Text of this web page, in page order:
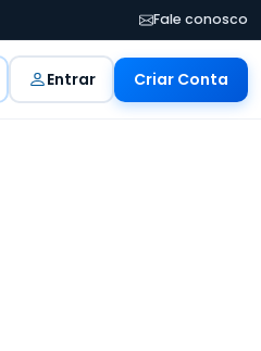
Fale conosco
Entrar Criar Conta